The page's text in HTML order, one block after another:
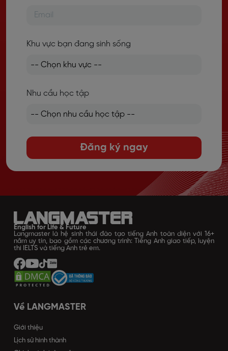
Khu vực bạn đang sinh sống
Nhu cầu học tập
Đăng ký ngay
English for Life & Future
Langmaster là hệ sinh thái đào tạo tiếng Anh toàn diện với 16+
năm uy tín, bao gồm các chương trình: Tiếng Anh giao tiếp, luyện
thi IELTS và tiếng Anh trẻ em.
Về LANGMASTER
Giới thiệu
Lịch sử hình thành